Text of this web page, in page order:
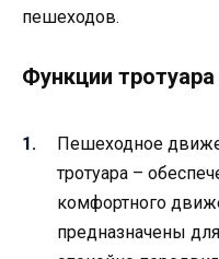
пешеходов.
Функции тротуара
Пешеходное
тротуара –
комфортного
предназначены